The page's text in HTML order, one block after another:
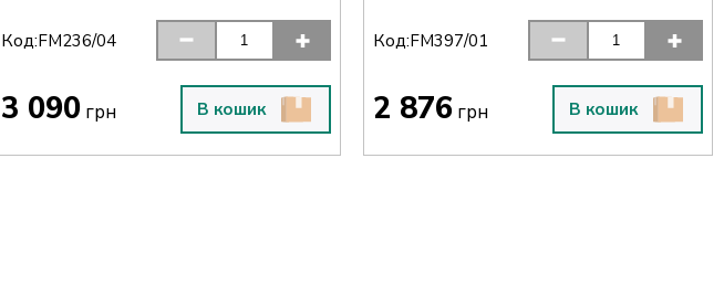
Код:FM236/04
3 090 грн В кошик
Код:FM397/01
2 876 грн В кошик